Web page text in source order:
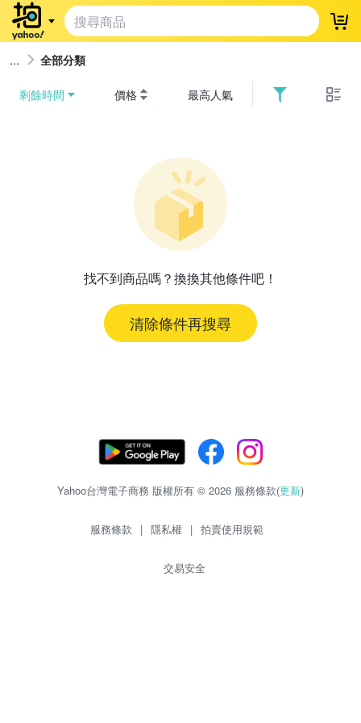
登
全部分類
剩餘時間 價格 最高人氣
找不到商品嗎？換換其他條件吧！
清除條件再搜尋
Yahoo台灣電子商務 版權所有 © 2026 服務條款(更新)
服務條款 | 隱私權 | 拍賣使用規範
交易安全